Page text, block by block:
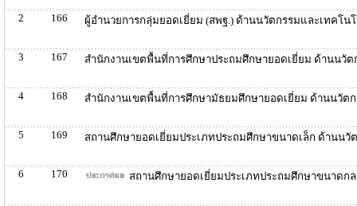
2 166 ผู้อำนวยการกลุ่มยอดเยี่ยม (สพฐ.) ด้านนวัตกรรมและเทคโน
3 167 สำนักงานเขตพื้นที่การศึกษาประถมศึกษายอดเยี่ยม ด้านนวัต
4 168 สำนักงานเขตพื้นที่การศึกษามัธยมศึกษายอดเยี่ยม ด้านนวัต
5 169 สถานศึกษายอดเยี่ยมประเภทประถมศึกษาขนาดเล็ก ด้านนวั
6 170 สถานศึกษายอดเยี่ยมประเภทประถมศึกษาขนาดก